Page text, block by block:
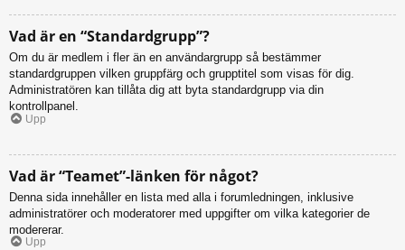
Vad är en “Standardgrupp”?
Om du är medlem i fler än en användargrupp så bestämmer
standardgruppen vilken gruppfärg och grupptitel som visas för dig.
Administratören kan tillåta dig att byta standardgrupp via din
kontrollpanel.
Upp
Vad är “Teamet”-länken för något?
Denna sida innehåller en lista med alla i forumledningen, inklusive
administratörer och moderatorer med uppgifter om vilka kategorier de
modererar.
Upp